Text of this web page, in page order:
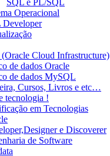
SQL e PL/SQL
Operacional
Developer
Cloud Infrastructure)
de dados Oracle
de dados MySQL
Cursos, Livros e etc…
tecnologia !
em Tecnologias
e Discoverer
de Software